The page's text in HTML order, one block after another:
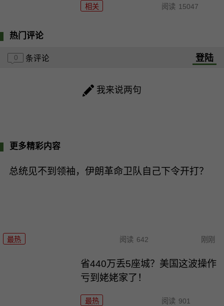
相关 阅读 15047
热门评论
0 条评论 登陆
我来说两句
更多精彩内容
总统见不到领袖，伊朗革命卫队自己下令开打？
最热 阅读 642 刚刚
省440万丢5座城？美国这波操作
亏到姥姥家了！
最热 阅读 901